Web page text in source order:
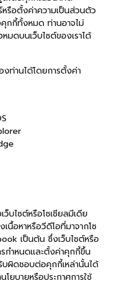
หรือตั้งค่าความเป็นส่วนตัว
กกี้ทั้งหมด ท่านอาจไม่
มดบนเว็บไซต์ของเราได้
งท่านได้โดยการตั้งค่า
ว็บไซต์หรือโซเชียลมีเดีย
อหาหรือวีดีโอที่มาจากโซ
เป็นต้น ซึ่งเว็บไซต์หรือ
กำหนดและตั้งค่าคุกกี้ขึ้น
บผิดชอบต่อคุกกี้เหล่านั้นได้
โยบายหรือประกาศการใช้